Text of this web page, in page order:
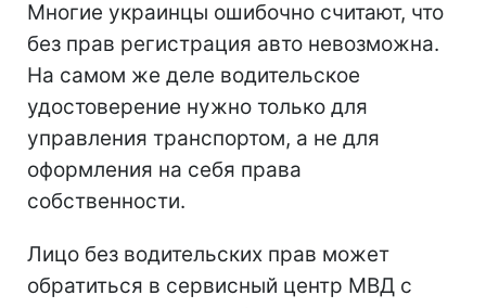
Многие украинцы ошибочно считают, что
без прав регистрация авто невозможна.
На самом же деле водительское
удостоверение нужно только для
управления транспортом, а не для
оформления на себя права
собственности.
Лицо без водительских прав может
обратиться в сервисный центр МВД с